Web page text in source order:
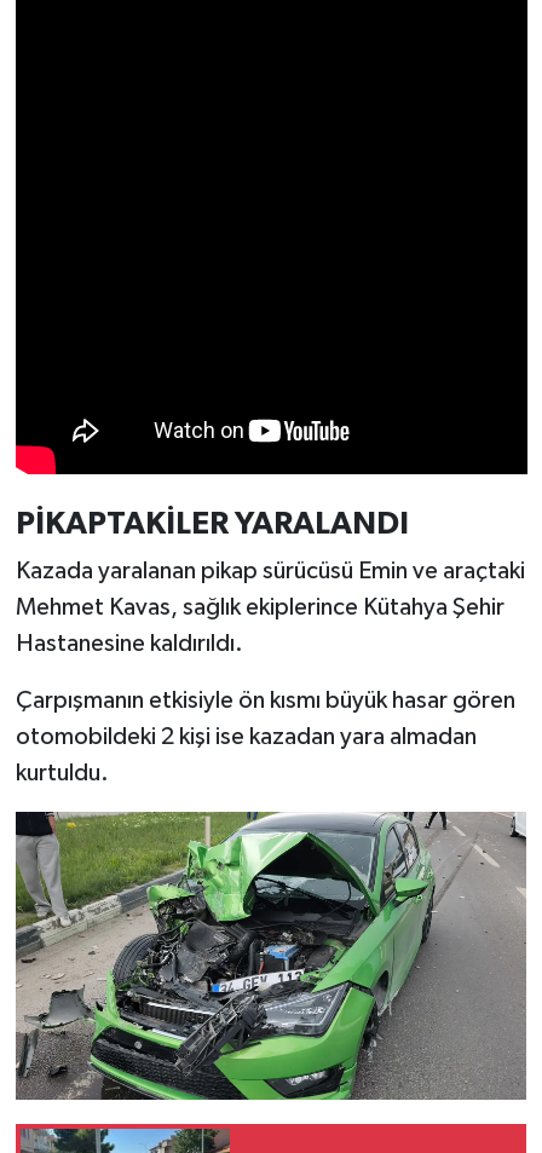
PİKAPTAKİLER YARALANDI
Kazada yaralanan pikap sürücüsü Emin ve araçtaki
Mehmet Kavas, sağlık ekiplerince Kütahya Şehir
Hastanesine kaldırıldı.
Çarpışmanın etkisiyle ön kısmı büyük hasar gören
otomobildeki 2 kişi ise kazadan yara almadan
kurtuldu.
Spor
Tavşanlı
Teknoloji
Türkiye
Video Galeri
Yemek Tarifleri